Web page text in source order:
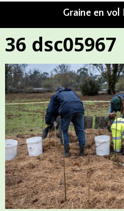
Graine en vol
36 dsc05967